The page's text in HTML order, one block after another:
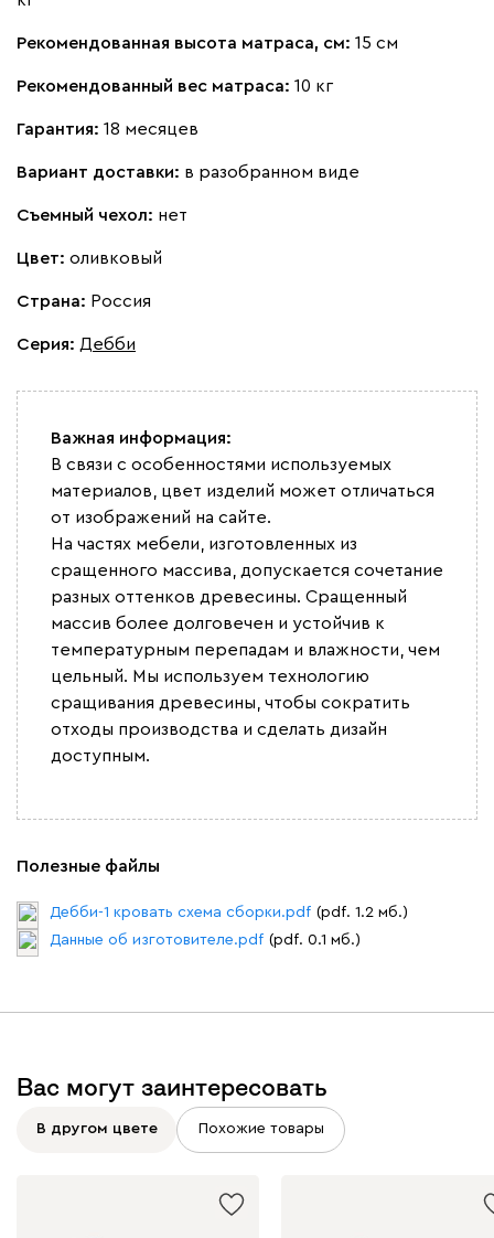
Рекомендованная высота матраса, см: 15 см
Рекомендованный вес матраса: 10 кг
Гарантия: 18 месяцев
Вариант доставки: в разобранном виде
Съемный чехол: нет
Цвет: оливковый
Страна: Россия
Серия: Дебби
Важная информация:
В связи с особенностями используемых
материалов, цвет изделий может отличаться
от изображений на сайте.
На частях мебели, изготовленных из
сращенного массива, допускается сочетание
разных оттенков древесины. Сращенный
массив более долговечен и устойчив к
температурным перепадам и влажности, чем
цельный. Мы используем технологию
сращивания древесины, чтобы сократить
отходы производства и сделать дизайн
доступным.
Полезные файлы
Дебби-1 кровать схема сборки.pdf (pdf. 1.2 мб.)
Данные об изготовителе.pdf (pdf. 0.1 мб.)
Вас могут заинтересовать
В другом цвете Похожие товары